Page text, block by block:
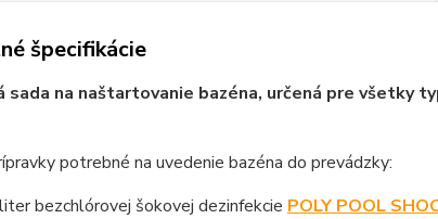
špecifikácie
sada na naštartovanie bazéna, určená pre všetky
potrebné na uvedenie bazéna do prevádzky:
bezchlórovej šokovej dezinfekcie POLY POOL